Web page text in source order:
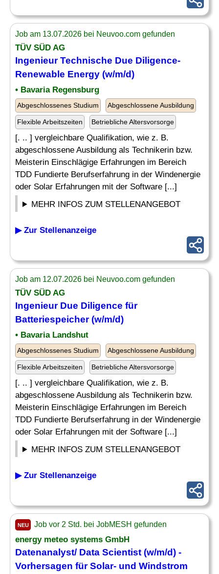
Job am 13.07.2026 bei Neuvoo.com gefunden
TÜV SÜD AG
IngenieurTechnische Due Diligence-
Renewable Energy (w/m/d)
• Bavaria Regensburg
Abgeschlossenes Studium Abgeschlossene Ausbildung
Flexible Arbeitszeiten Betriebliche Altersvorsorge
[. .. ] vergleichbare Qualifikation, wie z. B.
abgeschlossene Ausbildung als Technikerin bzw.
Meisterin Einschlägige Erfahrungen im Bereich
TDD Fundierte Berufserfahrung in der Windenergie
oder Solar Erfahrungen mit der Software [...]
MEHR INFOS ZUM STELLENANGEBOT
▶ Zur Stellenanzeige
Job am 12.07.2026 bei Neuvoo.com gefunden
TÜV SÜD AG
IngenieurDue Diligence für
Batteriespeicher (w/m/d)
• Bavaria Landshut
Abgeschlossenes Studium Abgeschlossene Ausbildung
Flexible Arbeitszeiten Betriebliche Altersvorsorge
[. .. ] vergleichbare Qualifikation, wie z. B.
abgeschlossene Ausbildung als Technikerin bzw.
Meisterin Einschlägige Erfahrungen im Bereich
TDD Fundierte Berufserfahrung in der Windenergie
oder Solar Erfahrungen mit der Software [...]
MEHR INFOS ZUM STELLENANGEBOT
▶ Zur Stellenanzeige
NEU Job vor 2 Std. bei JobMESH gefunden
energy meteo systems GmbH
Datenanalyst/ Data Scientist (w/m/d) -
Vorhersagen für Solar- und Windstrom